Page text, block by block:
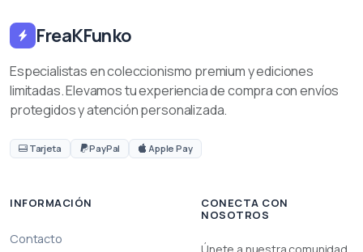
FreaKFunko
Especialistas en coleccionismo premium y ediciones
limitadas. Elevamos tu experiencia de compra con envíos
protegidos y atención personalizada.
Tarjeta PayPal Apple Pay
INFORMACIÓN
Contacto
CONECTA CON
NOSOTROS